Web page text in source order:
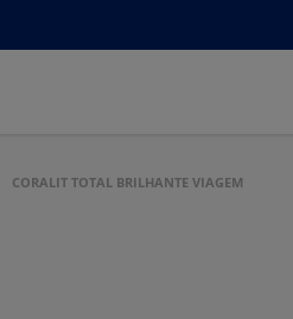
CORALIT TOTAL BRILHANTE VIAGEM